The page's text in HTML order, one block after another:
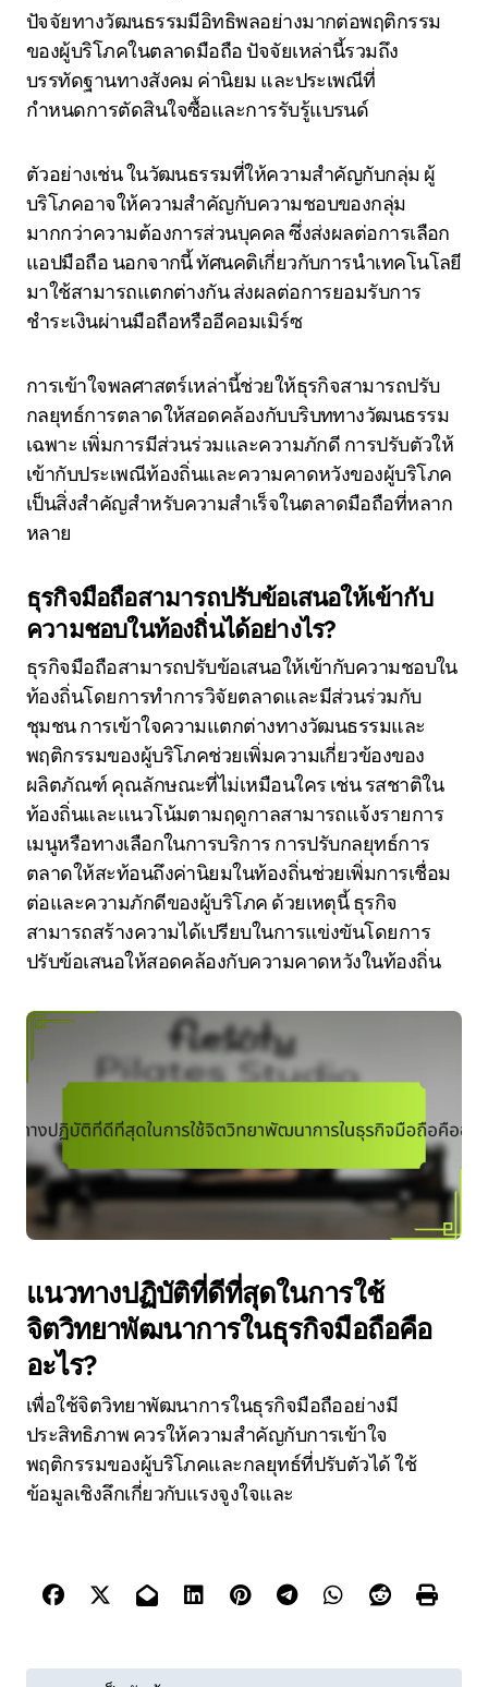
ปัจจัยทางวัฒนธรรมมีอิทธิพลอย่างมากต่อพฤติกรรม
ของผู้บริโภคในตลาดมือถือ ปัจจัยเหล่านี้รวมถึง
บรรทัดฐานทางสังคม ค่านิยม และประเพณีที่
กำหนดการตัดสินใจซื้อและการรับรู้แบรนด์
ตัวอย่างเช่น ในวัฒนธรรมที่ให้ความสำคัญกับกลุ่ม ผู้
บริโภคอาจให้ความสำคัญกับความชอบของกลุ่ม
มากกว่าความต้องการส่วนบุคคล ซึ่งส่งผลต่อการเลือก
แอปมือถือ นอกจากนี้ ทัศนคติเกี่ยวกับการนำเทคโนโลยี
มาใช้สามารถแตกต่างกัน ส่งผลต่อการยอมรับการ
ชำระเงินผ่านมือถือหรืออีคอมเมิร์ซ
การเข้าใจพลศาสตร์เหล่านี้ช่วยให้ธุรกิจสามารถปรับ
กลยุทธ์การตลาดให้สอดคล้องกับบริบททางวัฒนธรรม
เฉพาะ เพิ่มการมีส่วนร่วมและความภักดี การปรับตัวให้
เข้ากับประเพณีท้องถิ่นและความคาดหวังของผู้บริโภค
เป็นสิ่งสำคัญสำหรับความสำเร็จในตลาดมือถือที่หลาก
หลาย
ธุรกิจมือถือสามารถปรับข้อเสนอให้เข้ากับ
ความชอบในท้องถิ่นได้อย่างไร?
ธุรกิจมือถือสามารถปรับข้อเสนอให้เข้ากับความชอบใน
ท้องถิ่นโดยการทำการวิจัยตลาดและมีส่วนร่วมกับ
ชุมชน การเข้าใจความแตกต่างทางวัฒนธรรมและ
พฤติกรรมของผู้บริโภคช่วยเพิ่มความเกี่ยวข้องของ
ผลิตภัณฑ์ คุณลักษณะที่ไม่เหมือนใคร เช่น รสชาติใน
ท้องถิ่นและแนวโน้มตามฤดูกาลสามารถแจ้งรายการ
เมนูหรือทางเลือกในการบริการ การปรับกลยุทธ์การ
ตลาดให้สะท้อนถึงค่านิยมในท้องถิ่นช่วยเพิ่มการเชื่อม
ต่อและความภักดีของผู้บริโภค ด้วยเหตุนี้ ธุรกิจ
สามารถสร้างความได้เปรียบในการแข่งขันโดยการ
ปรับข้อเสนอให้สอดคล้องกับความคาดหวังในท้องถิ่น
แนวทางปฏิบัติที่ดีที่สุดในการใช้
จิตวิทยาพัฒนาการในธุรกิจมือถือคือ
อะไร?
เพื่อใช้จิตวิทยาพัฒนาการในธุรกิจมือถืออย่างมี
ประสิทธิภาพ ควรให้ความสำคัญกับการเข้าใจ
พฤติกรรมของผู้บริโภคและกลยุทธ์ที่ปรับตัวได้ ใช้
ข้อมูลเชิงลึกเกี่ยวกับแรงจูงใจและ